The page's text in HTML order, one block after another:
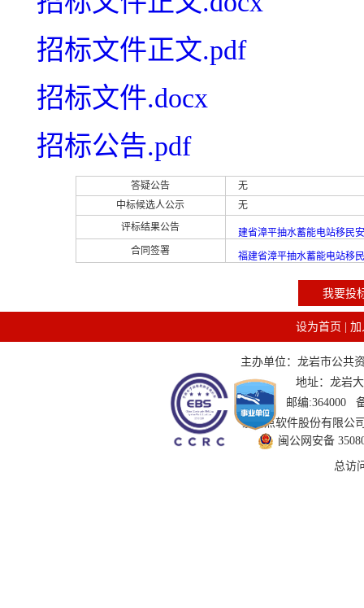
招标文件正文.pdf
招标文件.docx
招标公告.pdf
答疑公告
无
中标候选人公示
无
评标结果公告
建省漳平抽水蓄能电站移民
合同签署
福建省漳平抽水蓄能电站移
我要投
设为首页 加
主办单位：龙岩市公共
地址：龙岩
邮编:364000
技术支持：国泰新点软件股份有限
闽公网安备
总访